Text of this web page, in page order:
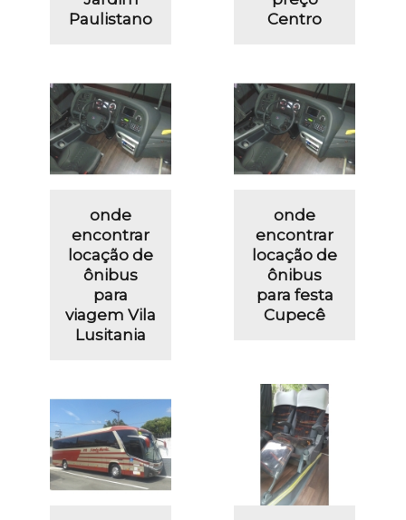
Paulistano
Centro
onde
encontrar
locação de
ônibus
para
viagem Vila
Lusitania
onde
encontrar
locação de
ônibus
para festa
Cupecê